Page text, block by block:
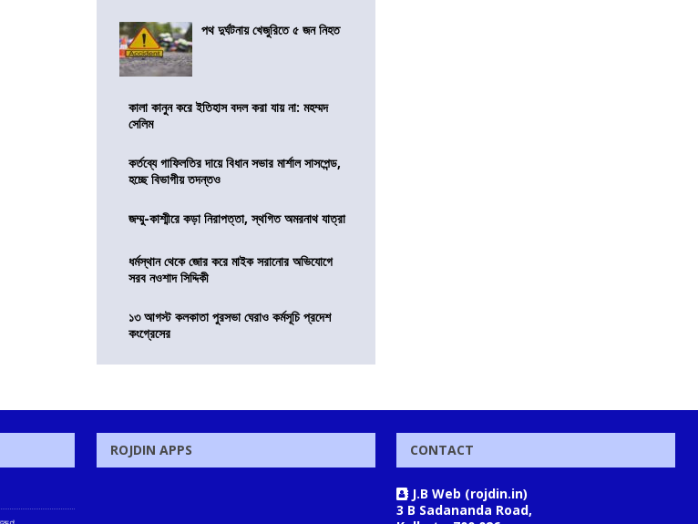
পথ দুর্ঘটনায় খেজুরিতে ৫ জন নিহত
কালা কানুন করে ইতিহাস বদল করা যায় না: মহম্মদ
সেলিম
কর্তব্যে গাফিলতির দায়ে বিধান সভার মার্শাল সাসপেন্ড,
হচ্ছে বিভাগীয় তদন্তও
জম্মু-কাশ্মীরে কড়া নিরাপত্তা, স্থগিত অমরনাথ যাত্রা
ধর্মস্থান থেকে জোর করে মাইক সরানোর অভিযোগে
সরব নওশাদ সিদ্দিকী
১৩ আগস্ট কলকাতা পুরসভা ঘেরাও কর্মসূচি প্রদেশ
কংগ্রেসের
ROJDIN APPS CONTACT
J.B Web (rojdin.in)
3 B Sadananda Road,